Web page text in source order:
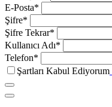
E-Posta*
Şifre*
Şifre Tekrar*
Kullanıcı Adı*
Telefon*
Şartları Kabul Ediyorum